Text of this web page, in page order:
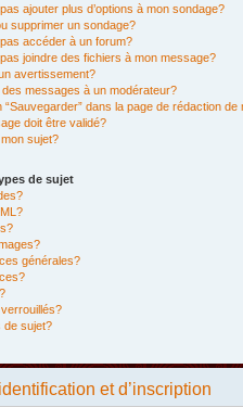
ajouter plus d’options à mon sondage?
supprimer un sondage?
accéder à un forum?
joindre des fichiers à mon message?
avertissement?
messages à un modérateur?
“Sauvegarder” dans la page de rédaction de
doit être validé?
sujet?
de sujet
générales?
de sujet?
et d’inscription